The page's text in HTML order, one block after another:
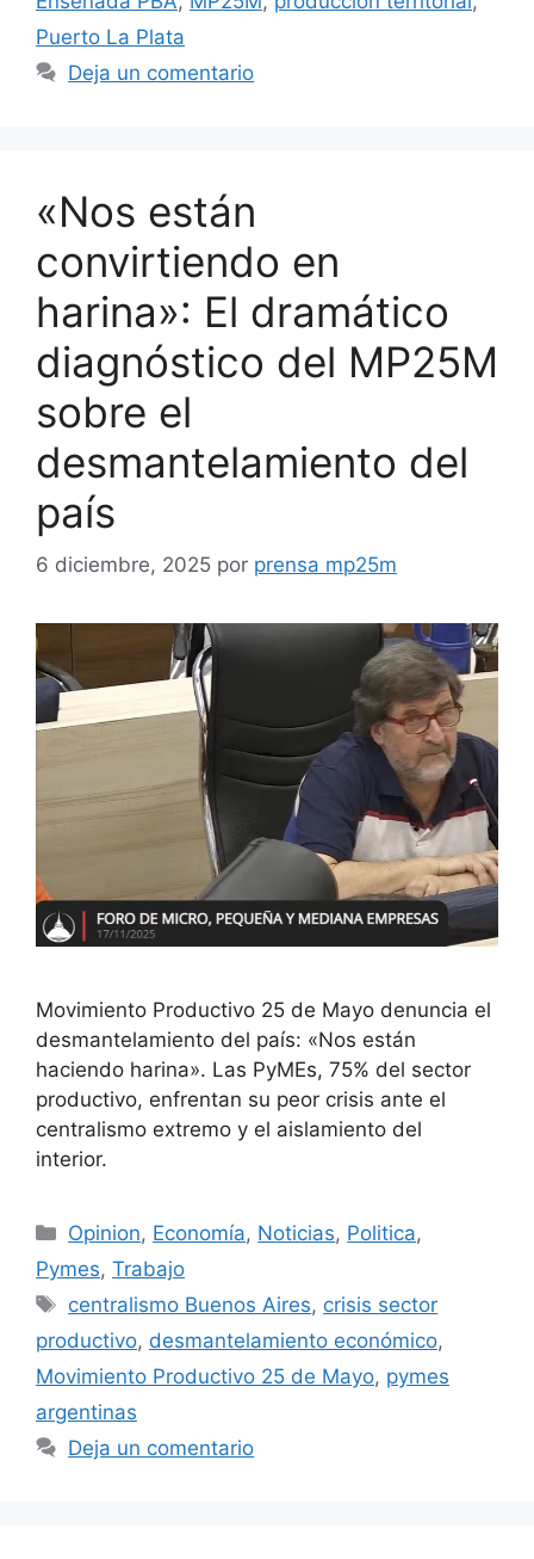
Puerto La Plata
Deja un comentario
«Nos están
convirtiendo en
harina»: El dramático
diagnóstico del MP25M
sobre el
desmantelamiento del
país
6 diciembre, 2025 por prensa mp25m
Movimiento Productivo 25 de Mayo denuncia el
desmantelamiento del país: «Nos están
haciendo harina». Las PyMEs, 75% del sector
productivo, enfrentan su peor crisis ante el
centralismo extremo y el aislamiento del
interior.
Opinion, Economía, Noticias, Politica,
Pymes, Trabajo
centralismo Buenos Aires, crisis sector
productivo, desmantelamiento económico,
Movimiento Productivo 25 de Mayo, pymes
argentinas
Deja un comentario